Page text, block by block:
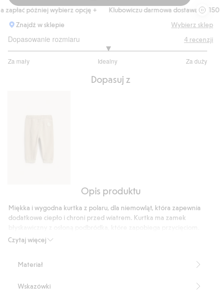
później wybierz opcję +
Klubowiczu darmowa dostawa od 150 zł
Znajdź w sklepie
Wybierz sklep
Dopasowanie rozmiaru
Za mały Idealny Za duży
na
4 recenzji
Dopasuj z
Opis produktu
Czytaj więcej
Miękka i wygodna kurtka z polaru, dla niemowląt, która zapewnia
dodatkowe ciepło i chroni przed wiatrem. Kurtka ma zamek
Produkt zawiera 100% poliestru z odzysku.
Materiał
Wskazówki